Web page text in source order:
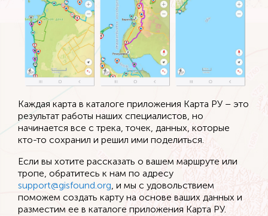
Каждая карта в каталоге приложения Карта РУ – это
результат работы наших специалистов, но
начинается все с трека, точек, данных, которые
кто-то сохранил и решил ими поделиться.
Если вы хотите рассказать о вашем маршруте или
тропе, обратитесь к нам по адресу
support@gisfound.org, и мы с удовольствием
поможем создать карту на основе ваших данных и
разместим ее в каталоге приложения Карта РУ.